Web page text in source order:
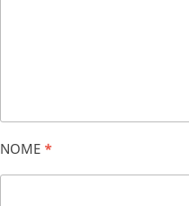
NOME *